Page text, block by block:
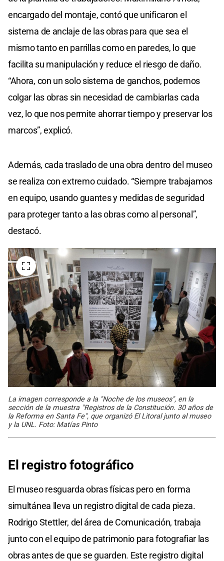
encargado del montaje, contó que unificaron el
sistema de anclaje de las obras para que sea el
mismo tanto en parrillas como en paredes, lo que
facilita su manipulación y reduce el riesgo de daño.
“Ahora, con un solo sistema de ganchos, podemos
colgar las obras sin necesidad de cambiarlas cada
vez, lo que nos permite ahorrar tiempo y preservar los
marcos”, explicó.
Además, cada traslado de una obra dentro del museo
se realiza con extremo cuidado. “Siempre trabajamos
en equipo, usando guantes y medidas de seguridad
para proteger tanto a las obras como al personal”,
destacó.
La imagen corresponde a la "Noche de los museos", en la
sección de la muestra "Registros de la Constitución. 30 años de
la Reforma en Santa Fe", que organizó El Litoral junto al museo
y la UNL. Foto: Matías Pinto
El registro fotográfico
El museo resguarda obras físicas pero en forma
simultánea lleva un registro digital de cada pieza.
Rodrigo Stettler, del área de Comunicación, trabaja
junto con el equipo de patrimonio para fotografiar las
obras antes de que se guarden. Este registro digital